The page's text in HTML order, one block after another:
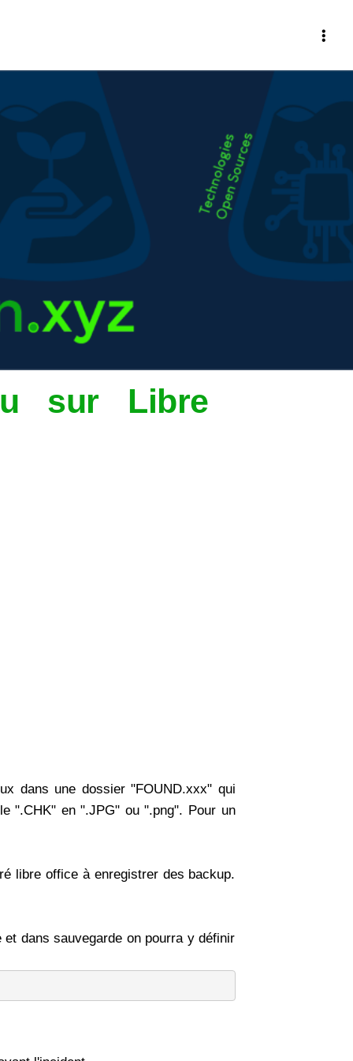
sur Libre
dans une dossier "FOUND.xxx" qui
".CHK" en ".JPG" ou ".png". Pour un
libre office à enregistrer des backup.
dans sauvegarde on pourra y définir